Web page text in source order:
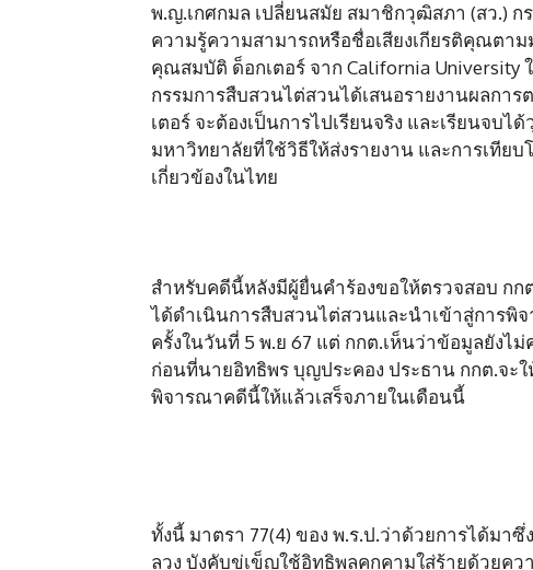
พ.ญ.เกศกมล เปลี่ยนสมัย สมาชิกวุฒิสภา (สว.)​
ความรู้ความสามารถหรือชื่อเสียงเกียรติคุณตา
คุณสมบัติ ด็อกเตอร์ จาก California
กรรมการสืบสวนไต่สวนได้เสนอรายงานผลกา
เตอร์ จะต้องเป็นการไปเรียนจริง และเรียนจบ
มหาวิทยาลัยที่ใช้วิธีให้ส่งรายงาน และการเทีย
เกี่ยวข้องในไทย
สำหรับคดีนี้หลังมีผู้ยื่นคำร้องขอให้ตรวจสอบ ก
ได้ดำเนินการสืบสวนไต่สวนและนำเข้าสู่การพิ
ครั้งในวันที่ 5 พ.ย 67 แต่ กกต.เห็นว่าข้อมูลยังไ
ก่อนที่นายอิทธิพร บุญประคอง ประธาน กกต.จ
พิจารณาคดีนี้ให้แล้วเสร็จภายในเดือนนี้
ทั้งนี้ มาตรา 77(4) ของ พ.ร.ป.ว่าด้วยการได้มา
ลวง บังคับขู่เข็ญใช้อิทธิพลคุกคามใส่ร้ายด้วยค